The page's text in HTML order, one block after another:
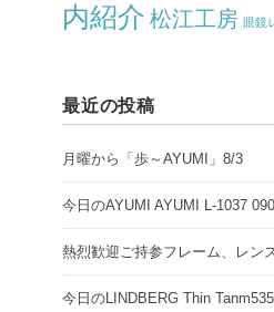
内紹介 松江工房 眼鏡
最近の投稿
月曜から「歩～AYUMI」8/3
今日のAYUMI AYUMI L-1037
熱烈歓迎ご持参フレーム、レン
今日のLINDBERG Thin